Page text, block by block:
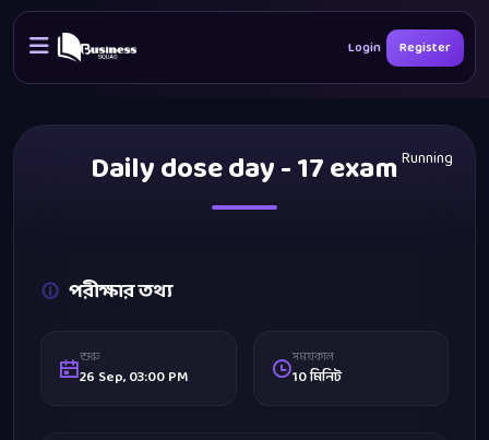
Login Register
Running
Daily dose day - 17 exam
পরীক্ষার তথ্য
শুরু
26 Sep, 03:00 PM
সময়কাল
10 মিনিট